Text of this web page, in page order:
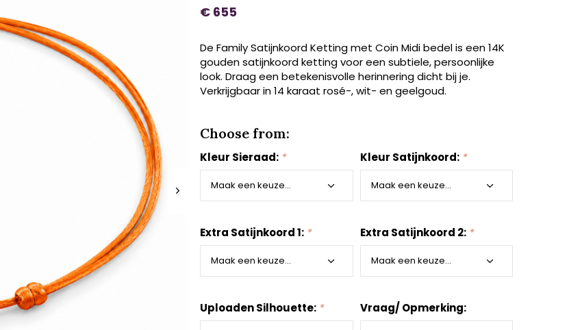
€ 655
De Family Satijnkoord Ketting met Coin Midi bedel is een 14K
gouden satijnkoord ketting voor een subtiele, persoonlijke
look. Draag een betekenisvolle herinnering dicht bij je.
Verkrijgbaar in 14 karaat rosé-, wit- en geelgoud.
Choose from:
Kleur Sieraad: * Kleur Satijnkoord: *
Extra Satijnkoord 1: * Extra Satijnkoord 2: *
Uploaden Silhouette: * Vraag/ Opmerking: